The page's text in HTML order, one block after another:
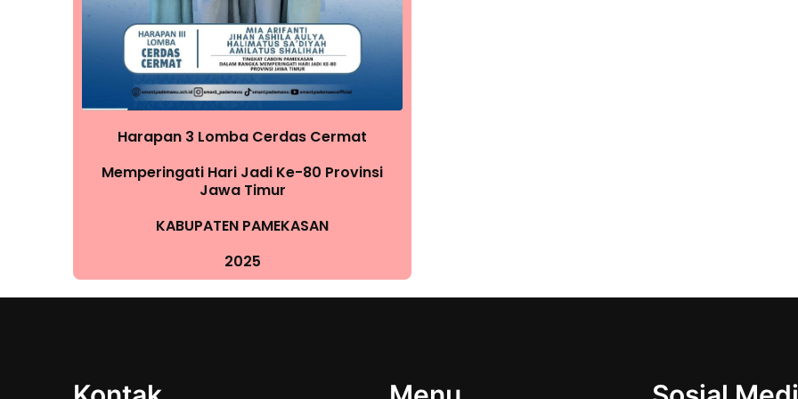
Harapan 3 Lomba Cerdas Cermat
Memperingati Hari Jadi Ke-80 Provinsi
Jawa Timur
KABUPATEN PAMEKASAN
2025